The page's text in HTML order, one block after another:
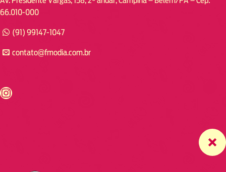
66.010-000
(91) 99147-1047
contato@fmodia.com.br
https://www.instagram.com/fmodia.cabofrio/